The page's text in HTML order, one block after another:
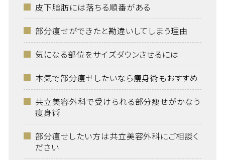
皮下脂肪には落ちる順番がある
部分痩せができたと勘違いしてしまう理由
気になる部位をサイズダウンさせるには
本気で部分痩せしたいなら痩身術もおすすめ
共立美容外科で受けられる部分痩せがかなう
痩身術
部分痩せしたい方は共立美容外科にご相談く
ださい